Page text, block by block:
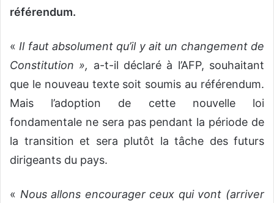
référendum.
« Il faut absolument qu’il y ait un changement de
Constitution », a-t-il déclaré à l’AFP, souhaitant
que le nouveau texte soit soumis au référendum.
Mais l’adoption de cette nouvelle loi
fondamentale ne sera pas pendant la période de
la transition et sera plutôt la tâche des futurs
dirigeants du pays.
« Nous allons encourager ceux qui vont (arriver